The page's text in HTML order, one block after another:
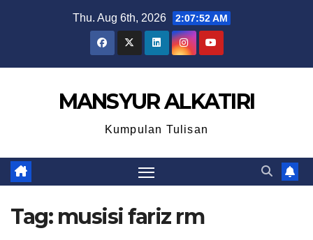
Thu. Aug 6th, 2026 2:07:52 AM
MANSYUR ALKATIRI
Kumpulan Tulisan
Tag: musisi fariz rm